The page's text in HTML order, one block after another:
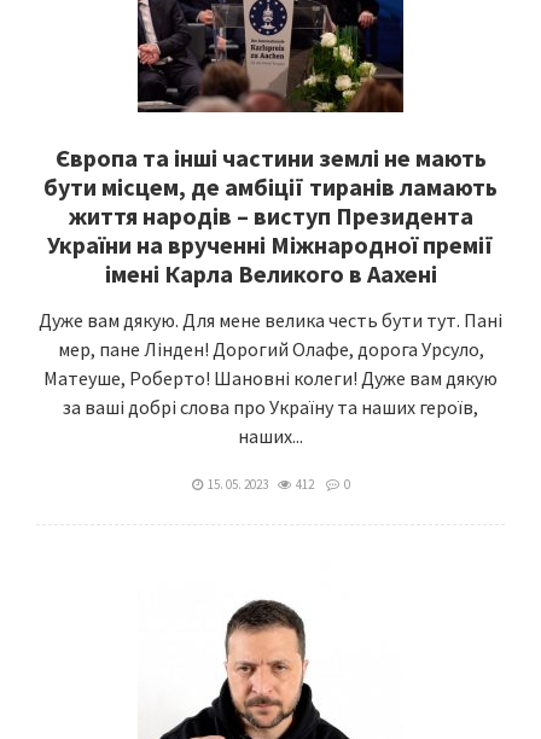
Європа та інші частини землі не мають
бути місцем, де амбіції тиранів ламають
життя народів – виступ Президента
України на врученні Міжнародної премії
імені Карла Великого в Аахені
Дуже вам дякую. Для мене велика честь бути тут. Пані
мер, пане Лінден! Дорогий Олафе, дорога Урсуло,
Матеуше, Роберто! Шановні колеги! Дуже вам дякую
за ваші добрі слова про Україну та наших героїв,
наших...
15. 05. 2023 412 0